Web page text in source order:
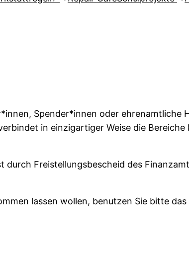
Spender*innen oder ehrenamtliche
in einzigartiger Weise die
durch Freistellungsbescheid des
lassen wollen, benutzen Sie bitte